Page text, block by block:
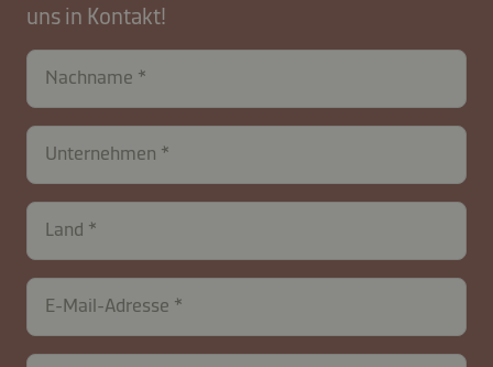
uns in Kontakt!
contactCH-
B2B-
26576-
5guHPwAVvb
Nachname
Unternehmen
Land
E-Mail-Adresse